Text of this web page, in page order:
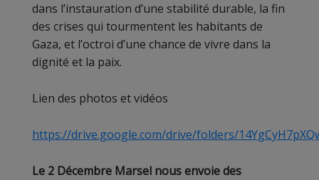
dans l’instauration d’une stabilité durable, la fin
des crises qui tourmentent les habitants de
Gaza, et l’octroi d’une chance de vivre dans la
dignité et la paix.
Lien des photos et vidéos
https://drive.google.com/drive/folders/
Le 2 Décembre Marsel nous envoie des